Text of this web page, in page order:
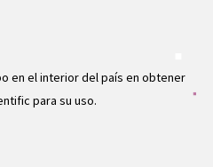
en el interior del país en obtener
para su uso.